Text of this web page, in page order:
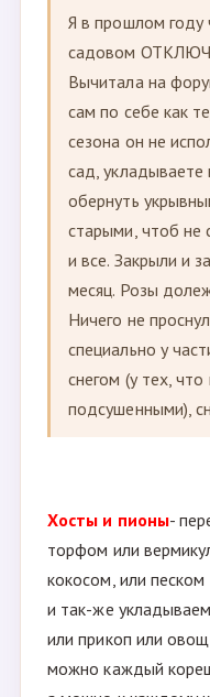
сейчас там
Очень
Strekoza
Я в прошлом году
садовом
Вычитала на
сам по себе как
сезона он не
сад, укладываете
месяц. Розы
специально у
подсушенными),